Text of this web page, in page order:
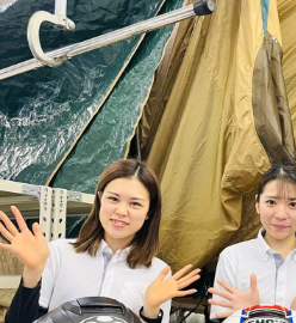
水上 朱音